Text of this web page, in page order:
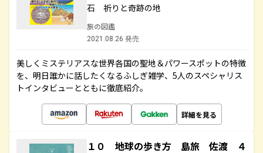
石 祈りと奇跡の地
旅の図鑑
2021.08.26 発売
美しくミステリアスな世界各国の聖地＆パワースポットの特徴
を、明日誰かに話したくなるふしぎ雑学、5人のスペシャリス
トインタビューとともに徹底紹介。
詳細を見る
１０ 地球の歩き方 島旅 佐渡 ４